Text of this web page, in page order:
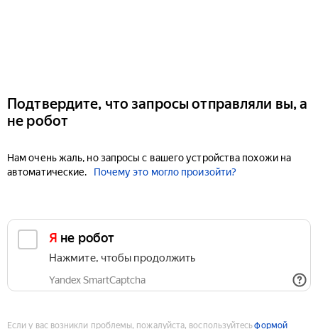
Подтвердите, что запросы отправляли вы, а
не робот
Нам очень жаль, но запросы с вашего устройства похожи на
автоматические.
Почему это могло произойти?
Я не робот
Нажмите, чтобы продолжить
Yandex SmartCaptcha
Если у вас возникли проблемы, пожалуйста, воспользуйтесьформой